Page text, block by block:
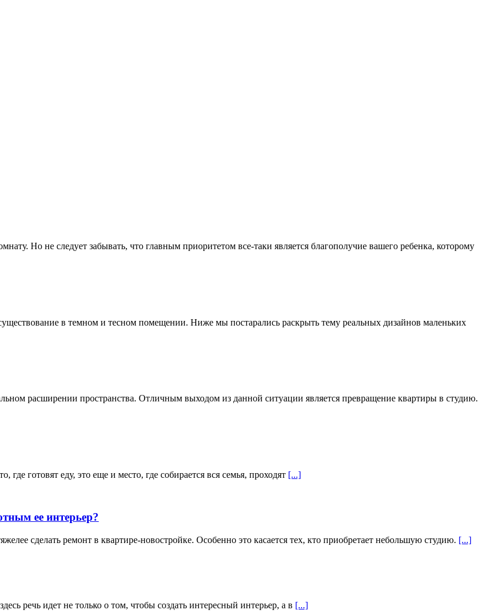
Но не следует забывать, что главным приоритетом все-таки является благополучие вашего ребенка, которому
в темном и тесном помещении. Ниже мы постарались раскрыть тему реальных дизайнов маленьких
расширении пространства. Отличным выходом из данной ситуации является превращение квартиры в студию.
готовят еду, это еще и место, где собирается вся семья, проходят [...]
ее интерьер?
сделать ремонт в квартире-новостройке. Особенно это касается тех, кто приобретает небольшую студию. [...]
речь идет не только о том, чтобы создать интересный интерьер, а в [...]